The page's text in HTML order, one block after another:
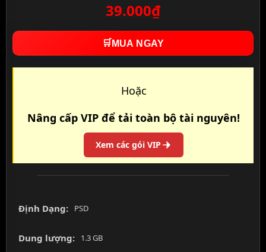
39.000₫
🛒 MUA NGAY
Hoặc
Nâng cấp VIP để tải toàn bộ tài nguyên!
Xem các gói VIP
Định Dạng: PSD
Dung lượng: 1.3 GB